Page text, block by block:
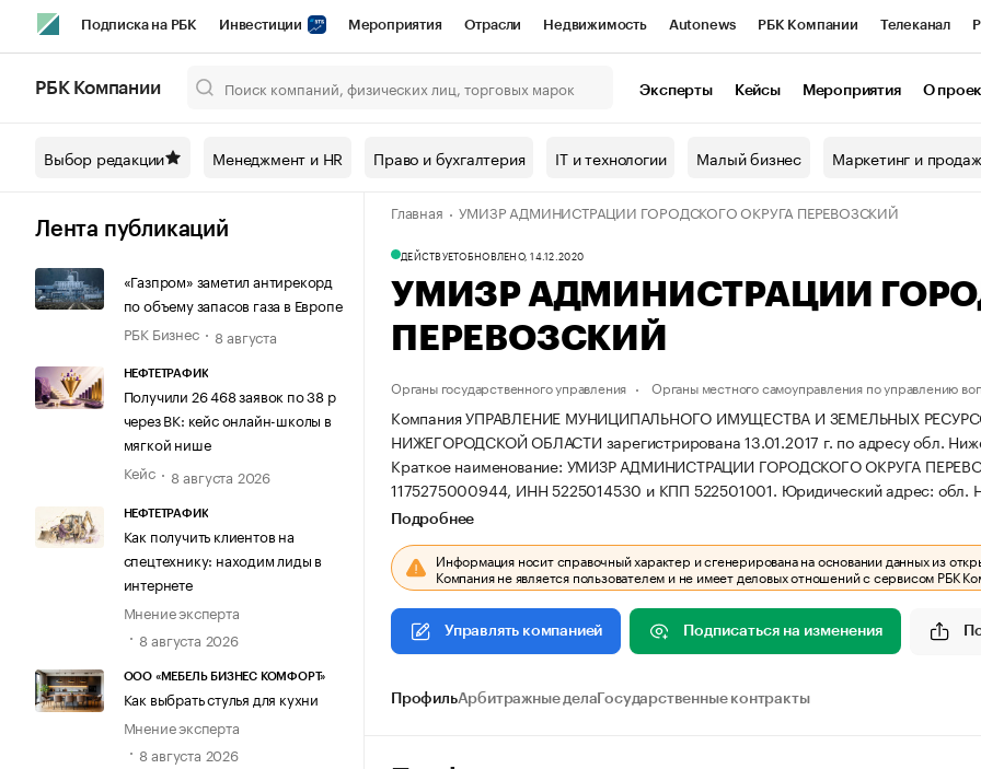
Подписка на РБК Инвестиции Мероприятия Отрасли Недвижимость Autonews РБК Компании Телеканал
Спецпроекты СПб Конференции СПб Спецпроекты Проверка контрагентов
Технологии и медиа Рынок наличной валюты
РБК Компании Эксперты Кейсы Мероприятия О
Выбор редакции Менеджмент и HR Право и бухгалтерия IT и технологии Малый бизнес Маркетинг и
Лента публикаций
«Газпром» заметил антирекорд
по объему запасов газа в Европе
РБК Бизнес
8 августа
НЕФТЕТРАФИК
Получили 26 468 заявок по 38 р
через ВК: кейс онлайн-школы в
мягкой нише
Кейс
8 августа 2026
НЕФТЕТРАФИК
Как получить клиентов на
спецтехнику: находим лиды в
интернете
Мнение эксперта
8 августа 2026
ООО «МЕБЕЛЬ БИЗНЕС КОМФОРТ»
Как выбрать стулья для кухни
Мнение эксперта
8 августа 2026
Главная УМИЗР АДМИНИСТРАЦИИ ГОРОДСКОГО ОКРУГА ПЕРЕВОЗСКИЙ
ДЕЙСТВУЕТОБНОВЛЕНО, 14.12.2020
УМИЗР АДМИНИСТРАЦИИ
ПЕРЕВОЗСКИЙ
Органы государственного управления Органы местного самоуправления по управлению
Компания УПРАВЛЕНИЕ МУНИЦИПАЛЬНОГО ИМУЩЕСТВА И ЗЕМЕЛЬНЫХ
НИЖЕГОРОДСКОЙ ОБЛАСТИ зарегистрирована 13.01.2017 г. по адресу обл.
Краткое наименование: УМИЗР АДМИНИСТРАЦИИ ГОРОДСКОГО ОКРУГА
1175275000944, ИНН 5225014530 и КПП 522501001. Юридический адрес: обл.
Подробнее
Информация носит справочный характер и сгенерирована на основании данных из
Компания не является пользователем и не имеет деловых отношений с сервисом РБК
Управлять компанией Подписаться на изменения
ПрофильАрбитражные дела Государственные контракты